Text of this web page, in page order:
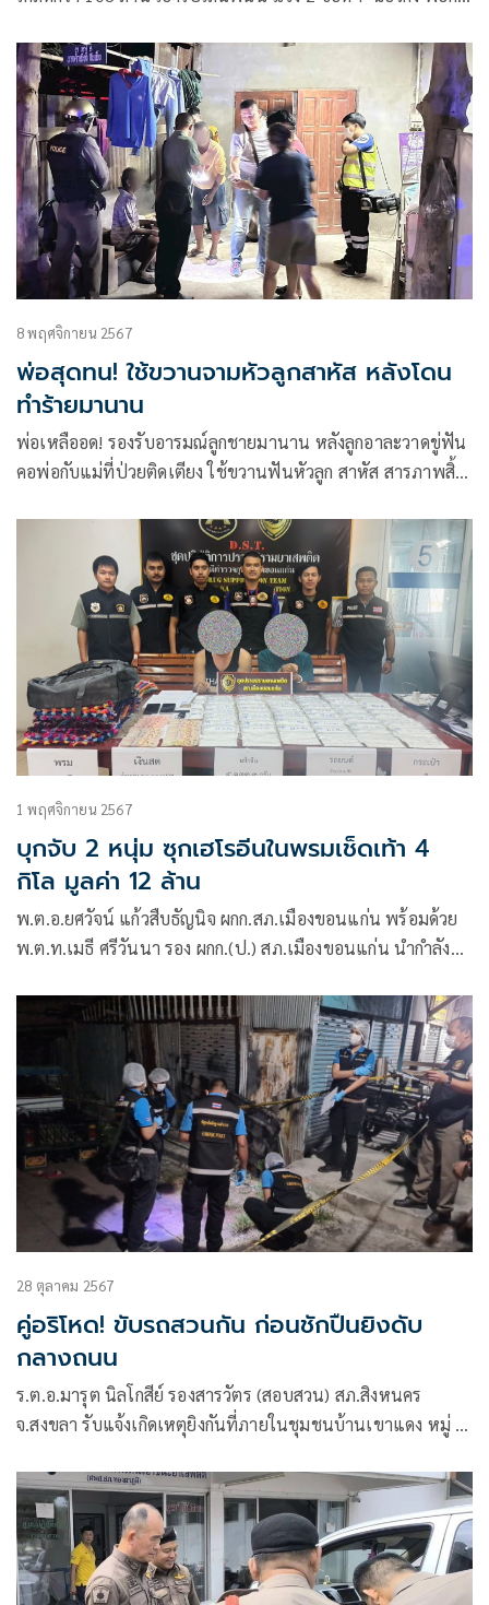
8 พฤศจิกายน 2567
พ่อสุดทน! ใช้ขวานจามหัวลูกสาหัส หลังโดน
ทำร้ายมานาน
พ่อเหลืออด! รองรับอารมณ์ลูกชายมานาน หลังลูกอาละวาดขู่ฟัน
คอพ่อกับแม่ที่ป่วยติดเตียง ใช้ขวานฟันหัวลูก สาหัส สารภาพสิ้น
1 พฤศจิกายน 2567
บุกจับ 2 หนุ่ม ซุกเฮโรอีนในพรมเช็ดเท้า 4
กิโล มูลค่า 12 ล้าน
พ.ต.อ.ยศวัจน์ แก้วสืบธัญนิจ ผกก.สภ.เมืองขอนแก่น พร้อมด้วย
พ.ต.ท.เมธี ศรีวันนา รอง ผกก.(ป.) สภ.เมืองขอนแก่น นำกำลัง
28 ตุลาคม 2567
คู่อริโหด! ขับรถสวนกัน ก่อนชักปืนยิงดับ
กลางถนน
ร.ต.อ.มารุต นิลโกสีย์ รองสารวัตร (สอบสวน) สภ.สิงหนคร
จ.สงขลา รับแจ้งเกิดเหตุยิงกันที่ภายในชุมชนบ้านเขาแดง หมู่ 5